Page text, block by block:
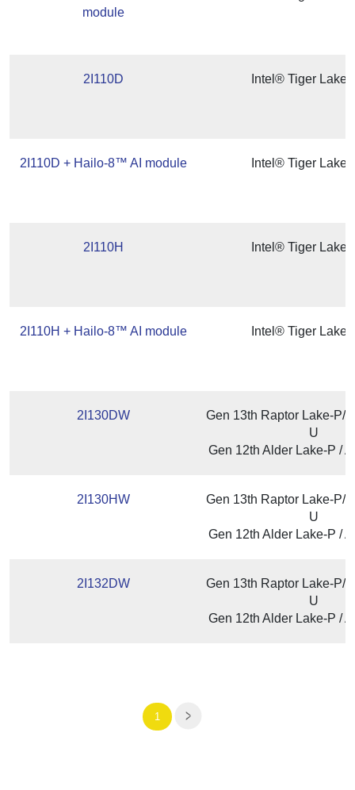
module
2I110D Intel® Tiger Lake-
2I110D + Hailo-8™ AI module Intel® Tiger Lake-
2I110H Intel® Tiger Lake-
2I110H + Hailo-8™ AI module Intel® Tiger Lake-
2I130DW
Gen 13th Raptor Lake-P/
U
Gen 12th Alder Lake-P /
2I130HW
Gen 13th Raptor Lake-P/
U
Gen 12th Alder Lake-P /
2I132DW
Gen 13th Raptor Lake-P/
U
Gen 12th Alder Lake-P /
1